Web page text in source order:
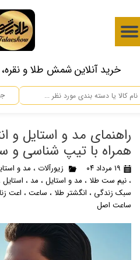
​خرید آنلاین شمش طلا و
حساب کاربری من
سفارشات
راهنمای مد و استایل و
همراه با تیپ شناسی و
۱۹ مرداد ۰۴ زیورآلات ، مد و
، نیم ست طلا ، مد و استایل، مد ، استایل
سبک زندگی ، انگشتر طلا ، ساعت، اعت
ساعت اصل